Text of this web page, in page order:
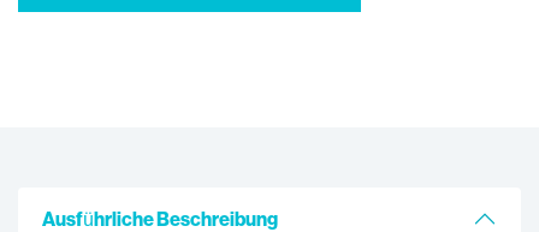
Ausführliche Beschreibung